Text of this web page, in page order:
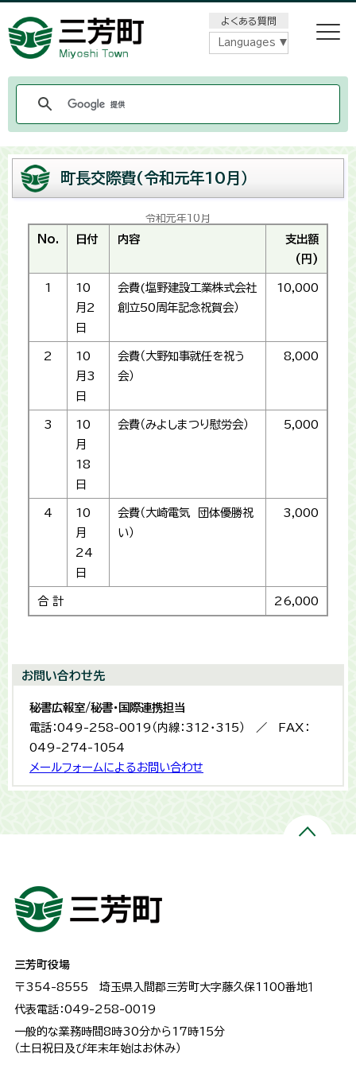
よくある質問
Languages
町長交際費(令和元年10月）
令和元年10月
No. 日付 内容
支出額
(円)
1
10
月2
日
会費(塩野建設工業株式会社
創立50周年記念祝賀会）
10,000
2
10
月3
日
会費（大野知事就任を祝う
会）
8,000
3
10
月
18
日
会費（みよしまつり慰労会） 5,000
4
10
月
24
日
会費（大崎電気 団体優勝祝
い）
3,000
合 計 26,000
お問い合わせ先
秘書広報室/秘書・国際連携担当
電話：049-258-0019（内線：312・315） ／ FAX：
049-274-1054
メールフォームによるお問い合わせ
三芳町役場
〒354-8555 埼玉県入間郡三芳町大字藤久保1100番地１
代表電話：049-258-0019
一般的な業務時間8時30分から17時15分
（土日祝日及び年末年始はお休み）